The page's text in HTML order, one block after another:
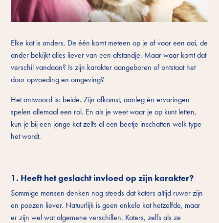
Elke kat is anders. De één komt meteen op je af voor een aai, de
ander bekijkt alles liever van een afstandje. Maar waar komt dat
verschil vandaan? Is zijn karakter aangeboren of ontstaat het
door opvoeding en omgeving?
Het antwoord is: beide. Zijn afkomst, aanleg én ervaringen
spelen allemaal een rol. En als je weet waar je op kunt letten,
kun je bij een jonge kat zelfs al een beetje inschatten welk type
het wordt.
1. Heeft het geslacht invloed op zijn karakter?
Sommige mensen denken nog steeds dat katers altijd ruwer zijn
en poezen liever. Natuurlijk is geen enkele kat hetzelfde, maar
er zijn wel wat algemene verschillen. Katers, zelfs als ze